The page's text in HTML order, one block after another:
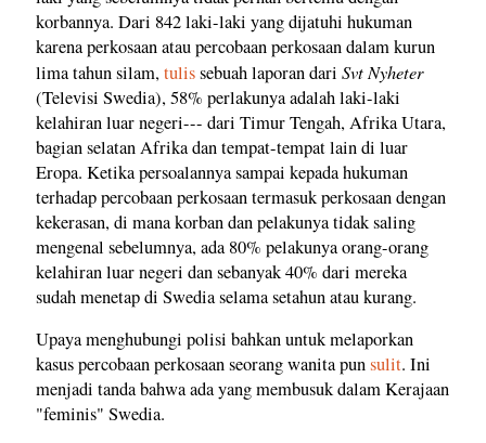
korbannya. Dari 842 laki-laki yang dijatuhi hukuman
karena perkosaan atau percobaan perkosaan dalam kurun
lima tahun silam,tulissebuah laporan dari Svt Nyheter
(Televisi Swedia), 58% perlakunya adalah laki-laki
kelahiran luar negeri--- dari Timur Tengah, Afrika Utara,
bagian selatan Afrika dan tempat-tempat lain di luar
Eropa. Ketika persoalannya sampai kepada hukuman
terhadap percobaan perkosaan termasuk perkosaan dengan
kekerasan, di mana korban dan pelakunya tidak saling
mengenal sebelumnya, ada 80% pelakunya orang-orang
kelahiran luar negeri dan sebanyak 40% dari mereka
sudah menetap di Swedia selama setahun atau kurang.
Upaya menghubungi polisi bahkan untuk melaporkan
kasus percobaan perkosaan seorang wanita punsulit. Ini
menjadi tanda bahwa ada yang membusuk dalam Kerajaan
"feminis" Swedia.